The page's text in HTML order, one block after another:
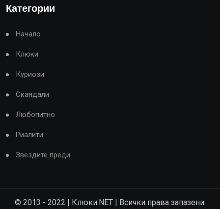
Категории
Начало
Клюки
Куриози
Скандали
Любопитно
Риалити
Звездите преди
© 2013 - 2022 | Клюки.NET | Всички права запазени.